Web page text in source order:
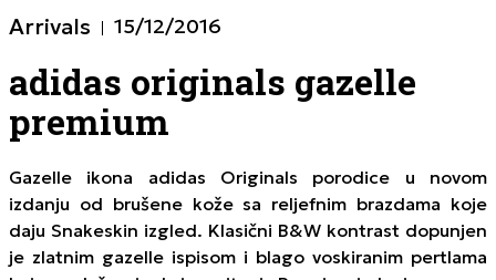
Arrivals 15/12/2016
adidas originals gazelle
premium
Gazelle ikona adidas Originals porodice u novom
izdanju od brušene kože sa reljefnim brazdama koje
daju Snakeskin izgled. Klasični B&W kontrast dopunjen
je zlatnim gazelle ispisom i blago voskiranim pertlama